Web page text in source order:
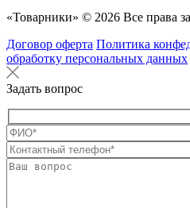
«Товарники» © 2026 Все права
Договор оферта Политика
обработку персональных данных
Задать вопрос